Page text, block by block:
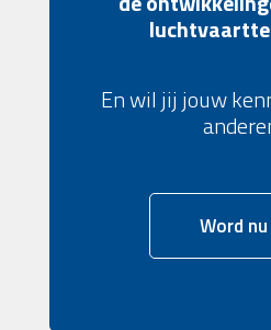
En wil jij jouw
Word